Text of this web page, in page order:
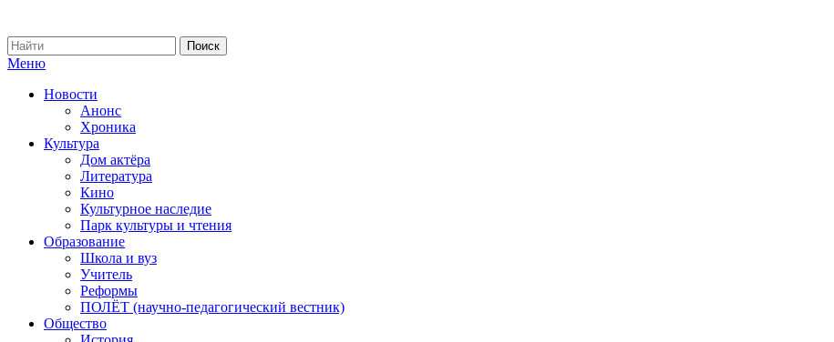
Меню
Новости
Анонс
Хроника
Культура
Дом актёра
Литература
Кино
Культурное наследие
Парк культуры и чтения
Образование
Школа и вуз
Учитель
Реформы
ПОЛЁТ (научно-педагогический вестник)
Общество